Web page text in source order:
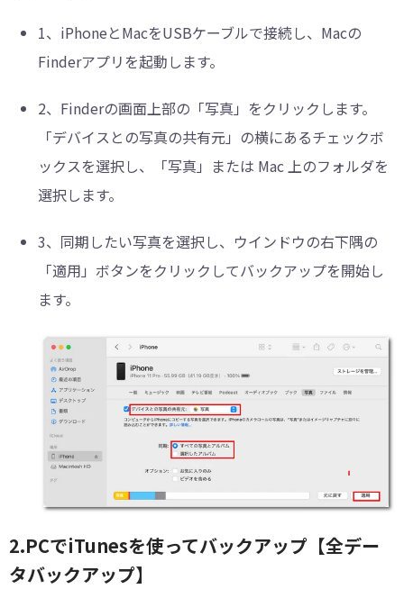
1、 iPhoneとMacをUSBケーブルで接続し、Macの
Finderアプリを起動します。
2、 Finderの画面上部の「写真」をクリックします。
「デバイスとの写真の共有元」の横にあるチェックボ
ックスを選択し、「写真」または Mac 上のフォルダを
選択します。
3、 同期したい写真を選択し、ウインドウの右下隅の
「適用」ボタンをクリックしてバックアップを開始し
ます。
2.PCでiTunesを使ってバックアップ【全デー
タバックアップ】